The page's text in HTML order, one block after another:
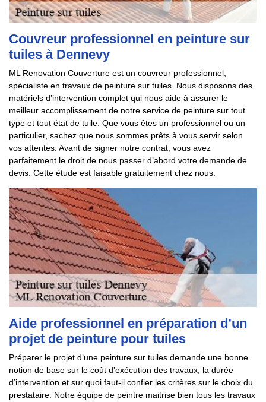
Couvreur professionnel en peinture sur
tuiles à Dennevy
ML Renovation Couverture est un couvreur professionnel,
spécialiste en travaux de peinture sur tuiles. Nous disposons des
matériels d’intervention complet qui nous aide à assurer le
meilleur accomplissement de notre service de peinture sur tout
type et tout état de tuile. Que vous êtes un professionnel ou un
particulier, sachez que nous sommes prêts à vous servir selon
vos attentes. Avant de signer notre contrat, vous avez
parfaitement le droit de nous passer d’abord votre demande de
devis. Cette étude est faisable gratuitement chez nous.
Aide professionnel en préparation d’un
projet de peinture pour tuiles
Préparer le projet d’une peinture sur tuiles demande une bonne
notion de base sur le coût d’exécution des travaux, la durée
d’intervention et sur quoi faut-il confier les critères sur le choix du
prestataire. Notre équipe de peintre maitrise bien tous les travaux